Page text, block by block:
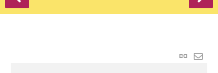
Lien